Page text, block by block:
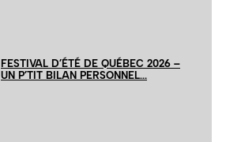
FESTIVAL D’ÉTÉ DE QUÉBEC 2026 –
UN P’TIT BILAN PERSONNEL…